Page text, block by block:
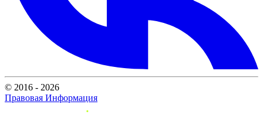
© 2016 - 2026
Правовая Информация